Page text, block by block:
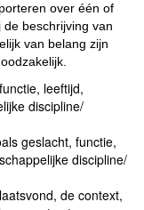
over één of
beschrijving van
van belang zijn
leeftijd,
discipline/
geslacht, functie,
discipline/
de context,